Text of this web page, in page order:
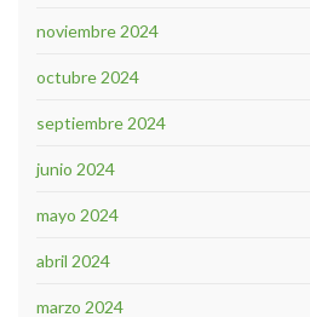
noviembre 2024
octubre 2024
septiembre 2024
junio 2024
mayo 2024
abril 2024
marzo 2024